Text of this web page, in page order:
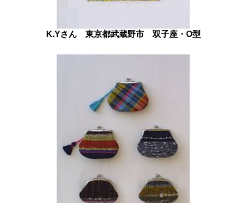
K.Yさん 東京都武蔵野市 双子座・O型